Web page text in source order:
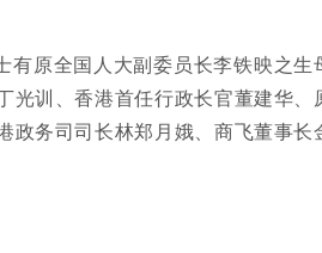
有原全国人大副委员长李铁映之生
光训、香港首任行政长官董建华、
政务司司长林郑月娥、商飞董事长